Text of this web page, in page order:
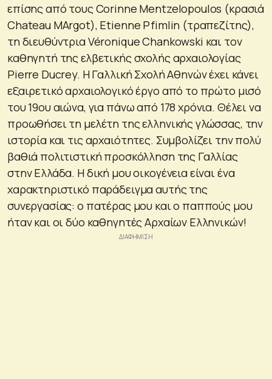
επίσης από τους Corinne Mentzelopoulos (κρασιά
Chateau MArgot), Etienne Pfimlin (τραπεζίτης),
τη διευθύντρια Véronique Chankowski και τον
καθηγητή της ελβετικής σχολής αρχαιολογίας
Pierre Ducrey. Η Γαλλική Σχολή Αθηνών έχει κάνει
εξαιρετικό αρχαιολογικό έργο από το πρώτο μισό
του 19ου αιώνα, για πάνω από 178 χρόνια. Θέλει να
προωθήσει τη μελέτη της ελληνικής γλώσσας, την
ιστορία και τις αρχαιότητες. Συμβολίζει την πολύ
βαθιά πολιτιστική προσκόλληση της Γαλλίας
στην Ελλάδα. Η δική μου οικογένεια είναι ένα
χαρακτηριστικό παράδειγμα αυτής της
συνεργασίας: ο πατέρας μου και ο παππούς μου
ήταν και οι δύο καθηγητές Αρχαίων Ελληνικών!